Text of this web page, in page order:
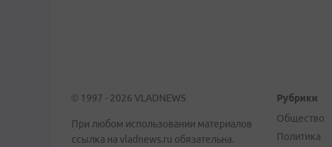
© 1997 - 2026 VLADNEWS
При любом использовании материалов
ссылка на vladnews.ru обязательна.
Рубрики
Общество
Политика